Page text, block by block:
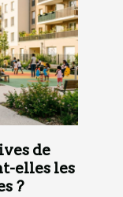
de
elles les
?